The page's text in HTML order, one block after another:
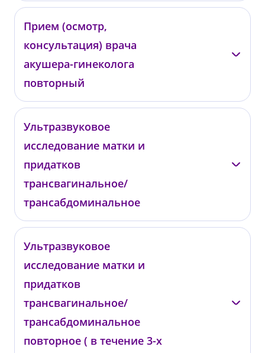
Подольская Т.В.
КГ01
от 4 000 ₽
Прием (осмотр,
консультация) врача
акушера-гинеколога
повторный
Подольская Т.В.
КГ02
от 3 000 ₽
Ультразвуковое
исследование матки и
придатков
трансвагинальное/
трансабдоминальное
Подольская Т.В.
КГ04
от 4 000 ₽
Ультразвуковое
исследование матки и
придатков
трансвагинальное/
трансабдоминальное
повторное ( в течение 3-х